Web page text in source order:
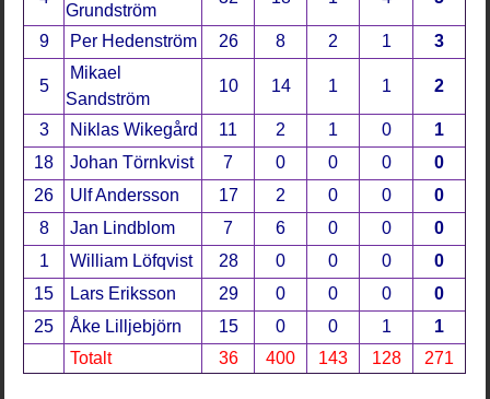
Grundström
9 Per Hedenström 26 8 2 1 3
5
Mikael
Sandström
10 14 1 1 2
3 Niklas Wikegård 11 2 1 0
1
18
Johan Törnkvist 7 0 0 0
0
26
Ulf Andersson 17 2 0 0
0
8
Jan Lindblom 7 6 0 0
0
1
William Löfqvist 28 0 0 0
0
15
Lars Eriksson 29 0 0 0
0
25
Åke Lilljebjörn 15 0 0 1
1
Totalt
36 400 143 128 271